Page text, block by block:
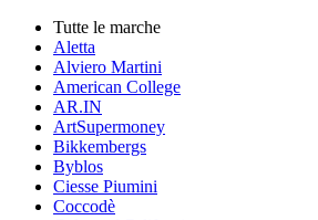
Tutte le marche
Aletta
Alviero Martini
American College
AR.IN
ArtSupermoney
Bikkembergs
Byblos
Ciesse Piumini
Coccodè